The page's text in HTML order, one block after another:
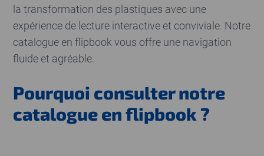
la transformation des plastiques avec une
expérience de lecture interactive et conviviale. Notre
catalogue en flipbook vous offre une navigation
fluide et agréable.
Pourquoi consulter notre
catalogue en flipbook ?